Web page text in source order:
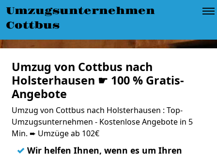
Umzugsunternehmen
Cottbus
Umzug von Cottbus nach
Holsterhausen ☛ 100 % Gratis-
Angebote
Umzug von Cottbus nach Holsterhausen : Top-
Umzugsunternehmen - Kostenlose Angebote in 5
Min. ➨ Umzüge ab 102€
✓ Wir helfen Ihnen, wenn es um Ihren